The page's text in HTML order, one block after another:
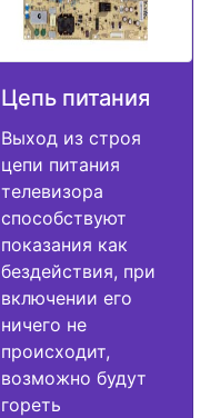
Цепь питания
Выход из строя
цепи питания
телевизора
способствуют
показания как
бездействия, при
включении его
ничего не
происходит,
возможно будут
гореть